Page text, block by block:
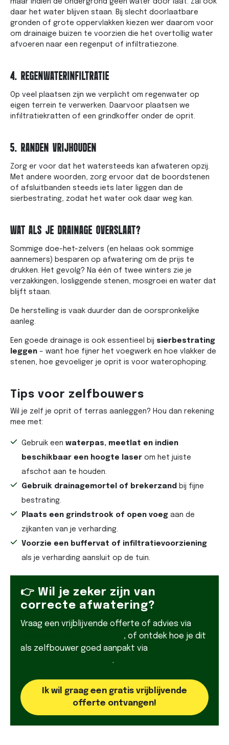
maar indien de ondergrond geen water door laat. Zal ook
daar het water blijven staan. Bij slecht doorlaatbare
gronden of grote oppervlakken kiezen wer daarom voor
om drainaige buizen te voorzien die het overtollig water
afvoeren naar een regenput of infiltratiezone.
4. REGENWATERINFILTRATIE
Op veel plaatsen zijn we verplicht om regenwater op
eigen terrein te verwerken. Daarvoor plaatsen we
infiltratiekratten of een grindkoffer onder de oprit.
5. RANDEN VRIJHOUDEN
Zorg er voor dat het watersteeds kan afwateren opzij.
Met andere woorden, zorg ervoor dat de boordstenen
of afsluitbanden steeds iets later liggen dan de
sierbestrating, zodat het water ook daar weg kan.
WAT ALS JE DRAINAGE OVERSLAAT?
Sommige doe-het-zelvers (en helaas ook sommige
aannemers) besparen op afwatering om de prijs te
drukken. Het gevolg? Na één of twee winters zie je
verzakkingen, losliggende stenen, mosgroei en water dat
blijft staan.
De herstelling is vaak duurder dan de oorspronkelijke
aanleg.
Een goede drainage is ook essentieel bij sierbestrating
leggen – want hoe fijner het voegwerk en hoe vlakker de
stenen, hoe gevoeliger je oprit is voor waterophoping.
Tips voor zelfbouwers
Wil je zelf je oprit of terras aanleggen? Hou dan rekening
mee met:
Gebruik een waterpas, meetlat en indien
beschikbaar een hoogte laserom het juiste
afschot aan te houden.
Gebruik drainagemortel of brekerzand
bij fijne
bestrating.
Plaats een grindstrook of open voegaan de
zijkanten van je verharding.
Voorzie een buffervat of infiltratievoorziening
als je verharding aansluit op de tuin.
👉 Wil je zeker zijn van
correcte afwatering?
Vraag een vrijblijvende offerte of advies via
, of ontdek hoe je dit
als zelfbouwer goed aanpakt via
.
Ik wil graag een gratis vrijblijvende
offerte ontvangen!